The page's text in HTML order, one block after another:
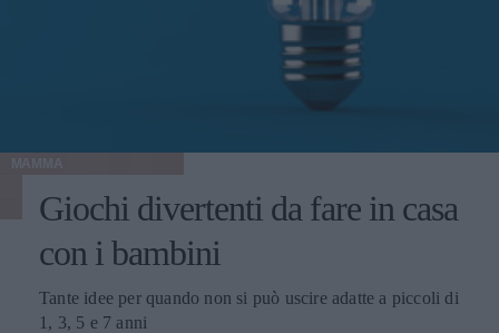
Giochi divertenti da fare in casa
con i bambini
Tante idee per quando non si può uscire adatte a piccoli di
1, 3, 5 e 7 anni